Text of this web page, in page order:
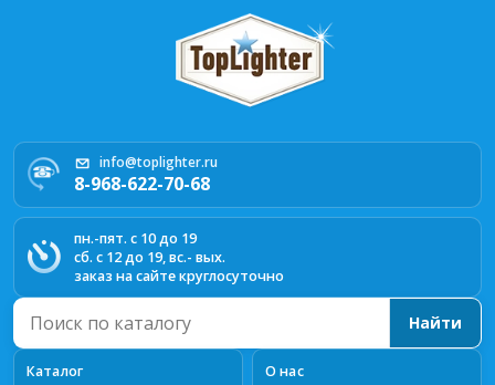
info@toplighter.ru
8-968-622-70-68
пн.-пят. с 10 до 19
сб. с 12 до 19, вс.- вых.
заказ на сайте круглосуточно
Каталог О нас
Поиск
по
каталогу
Найти